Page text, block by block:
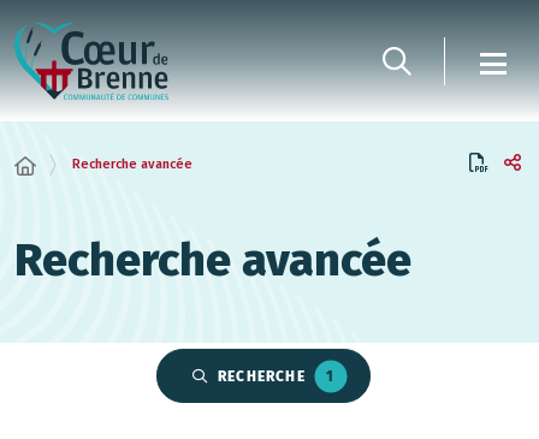
Recherche avancée
Recherche avancée
RECHERCHE 1